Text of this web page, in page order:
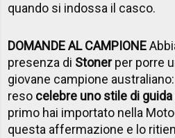
quando si indossa il casco.
DOMANDE AL CAMPIONE
presenza di Stonerper porre
giovane campione
reso celebre uno stile di guida
primo hai importato nella
questa affermazione e lo